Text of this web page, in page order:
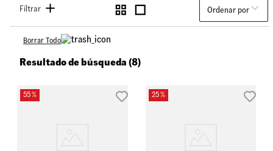
Filtrar Ordenar por
Borrar Todo
Resultado de búsqueda (8)
55 % 25 %